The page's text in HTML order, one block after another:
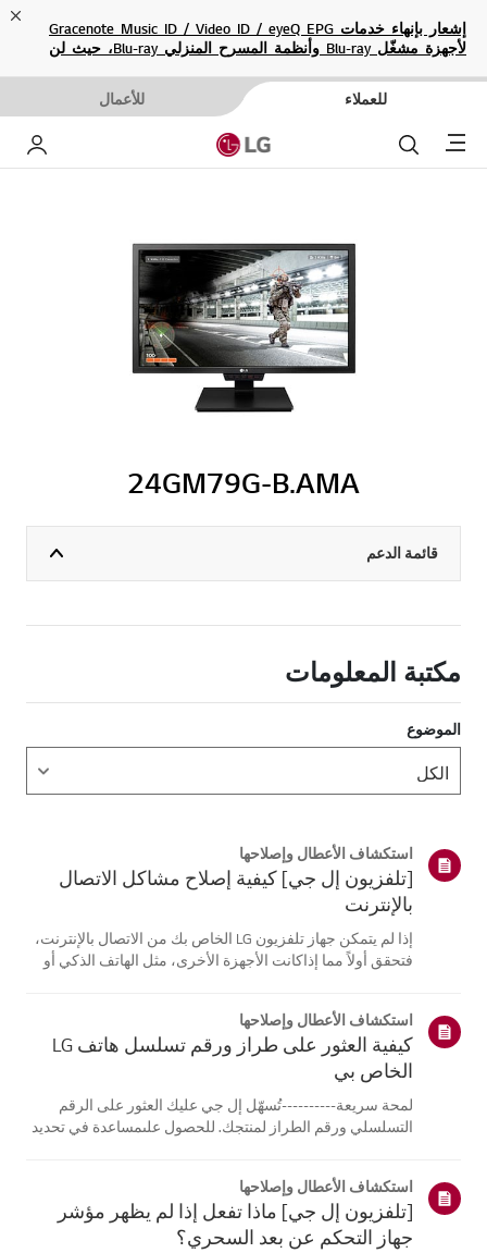
إشعار بإنهاء خدمات Gracenote Music ID / Video ID / eyeQ EPG
لأجهزة مشغّل Blu-ray وأنظمة المسرح المنزلي Blu-ray، حيث لن
للعملاء للأعمال
Menu بحث
24GM79G-B.AMA
قائمة الدعم
مكتبة المعلومات
الموضوع
استكشاف الأعطال وإصلاحها
[تلفزيون إل جي] كيفية إصلاح مشاكل الاتصال
بالإنترنت
إذا لم يتمكن جهاز تلفزيون LG الخاص بك من الاتصال بالإنترنت،
فتحقق أولاً مما إذاكانت الأجهزة الأخرى، مثل الهاتف الذكي أو
تكمن في جها...
استكشاف الأعطال وإصلاحها
كيفية العثور على طراز ورقم تسلسل هاتف LG
الخاص بي
لمحة سريعة----------تُسهّل إل جي عليك العثور على الرقم
التسلسلي ورقم الطراز لمنتجك. للحصول علىمساعدة في تحديد
تختلف الصور أو ا...
استكشاف الأعطال وإصلاحها
[تلفزيون إل جي] ماذا تفعل إذا لم يظهر مؤشر
جهاز التحكم عن بعد السحري؟